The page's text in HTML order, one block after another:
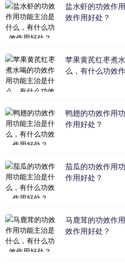
盐水虾的功效作
效作用好处？
苹果黄芪红枣煮
么，有什么功效
鸭翅的功效作用
作用好处？
茄瓜的功效作用
作用好处？
马鹿茸的功效作
效作用好处？